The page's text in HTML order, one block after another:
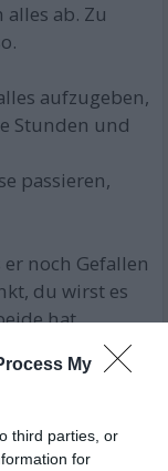
My
third parties, or
for
ab. Zu
aufzugeben,
Stunden und
passieren,
noch Gefallen
du wirst es
hat.
lieben wirst,
Hotels,